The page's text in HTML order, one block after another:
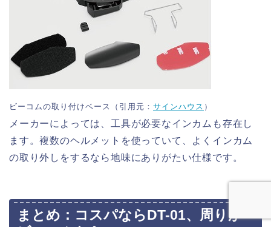
ビーコムの取り付けベース（引用元： サインハウス ）
メーカーによっては、工具が必要なインカムも存在し
ます。複数のヘルメットを使っていて、よくインカム
の取り外しをするなら地味にありがたい仕様です。
まとめ：コスパならDT-01、周りが